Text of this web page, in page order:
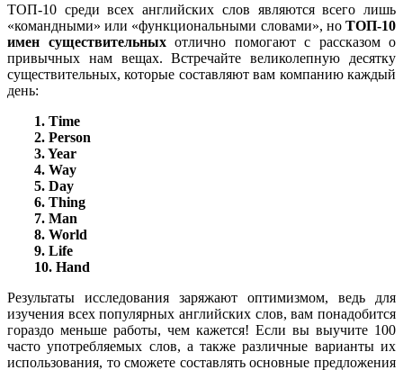
ТОП-10 среди всех английских слов являются всего лишь
«командными» или «функциональными словами», но ТОП-10
имен существительныхотлично помогают с рассказом о
привычных нам вещах. Встречайте великолепную десятку
существительных, которые составляют вам компанию каждый
день:
1. Time
2. Person
3.Year
4. Way
5. Day
6. Thing
7. Man
8. World
9. Life
10. Hand
Результаты исследования заряжают оптимизмом, ведь для
изучения всех популярных английских слов, вам понадобится
гораздо меньше работы, чем кажется! Если вы выучите 100
часто употребляемых слов, а также различные варианты их
использования, то сможете составлять основные предложения